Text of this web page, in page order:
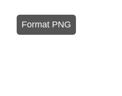
Format PNG